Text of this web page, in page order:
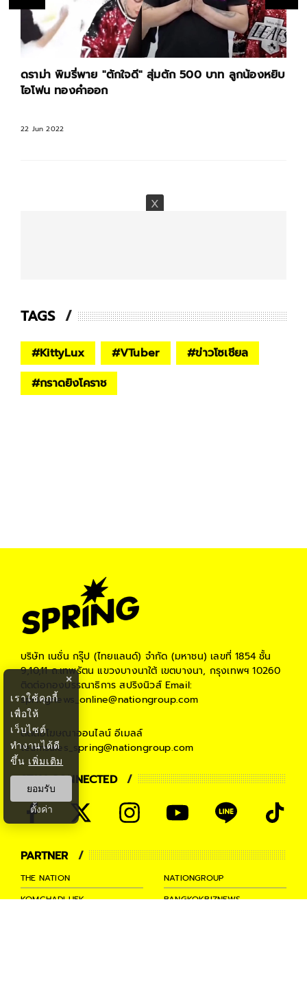
ดราม่า พิมรี่พาย "ตักใจดี" สุ่มตัก 500 บาท ลูกน้องหยิบ
ไอโฟน ทองคำออก
22 Jun 2022
TAGS
#KittyLux #VTuber #ข่าวโซเชียล
#กราดยิงโคราช
บริษัท เนชั่น กรุ๊ป (ไทยแลนด์) จำกัด (มหาชน) เลขที่ 1854 ชั้น
9,10,11 ถ.เทพรัตน แขวงบางนาใต้ เขตบางนา, กรุงเทพฯ 10260
ติดต่อกองบรรณาธิการ สปริงนิวส์Email:
springnews_online@nationgroup.com
ติดต่อโฆษณาออนไลน์ อีเมลล์
teamsales_spring@nationgroup.com
STAY CONNECTED
PARTNER
THE NATION
NATIONGROUP
KOMCHADLUEK
BANGKOKBIZNEWS
×
เราใช้คุกกี้
เพื่อให้
เว็บไซต์
ทำงานได้ดี
ขึ้น เพิ่มเติม
ยอมรับ
ตั้งค่า